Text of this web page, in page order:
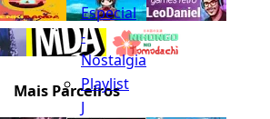
Especial
-
Nostalgia
Playlist
J
Mais Parceiros